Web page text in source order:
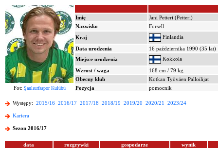
Imię
Jani Petteri (Petteri)
Nazwisko
Forsell
Kraj
Finlandia
Data urodzenia
16 października 1990 (35 lat)
Miejsce urodzenia
Kokkola
Wzrost / waga
168 cm / 79 kg
Obecny klub
Kotkan Työväen Palloilijat
Fot: Şanlıurfaspor Kulübü Pozycja pomocnik
Występy: 2015/16 2016/17 2017/18 2018/19 2019/20 2020/21 2023/24
Kariera
Sezon 2016/17
data rozgrywki gospodarze
wynik